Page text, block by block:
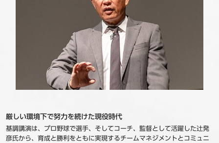
厳しい環境下で努力を続けた現役時代
基調講演は、プロ野球で選手、そしてコーチ、監督として活躍した辻発
彦氏から、育成と勝利をともに実現するチームマネジメントとコミュニ